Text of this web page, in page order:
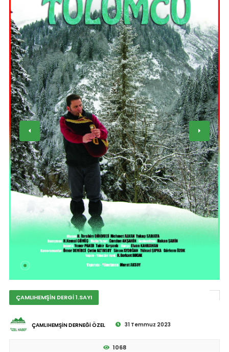
ÇAMLIHEMŞİN DERGİ 1.SAYI
ÇAMLIHEMŞİN DERNEĞİ ÖZEL 31 Temmuz 2023
1068